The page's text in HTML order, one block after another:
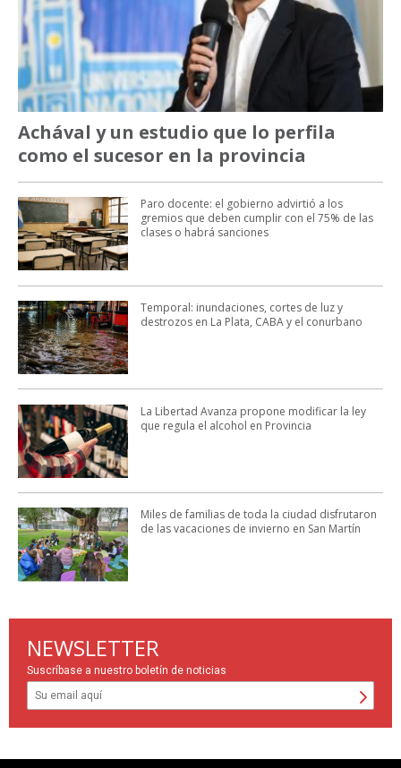
Achával y un estudio que lo perfila
como el sucesor en la provincia
Paro docente: el gobierno advirtió a los
gremios que deben cumplir con el 75% de las
clases o habrá sanciones
Temporal: inundaciones, cortes de luz y
destrozos en La Plata, CABA y el conurbano
La Libertad Avanza propone modificar la ley
que regula el alcohol en Provincia
Miles de familias de toda la ciudad disfrutaron
de las vacaciones de invierno en San Martín
NEWSLETTER
Suscríbase a nuestro boletín de noticias